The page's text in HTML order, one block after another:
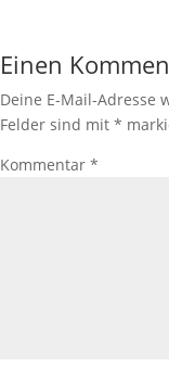
Einen
Deine E-Mail-Adresse
Felder sind mit *
Kommentar *